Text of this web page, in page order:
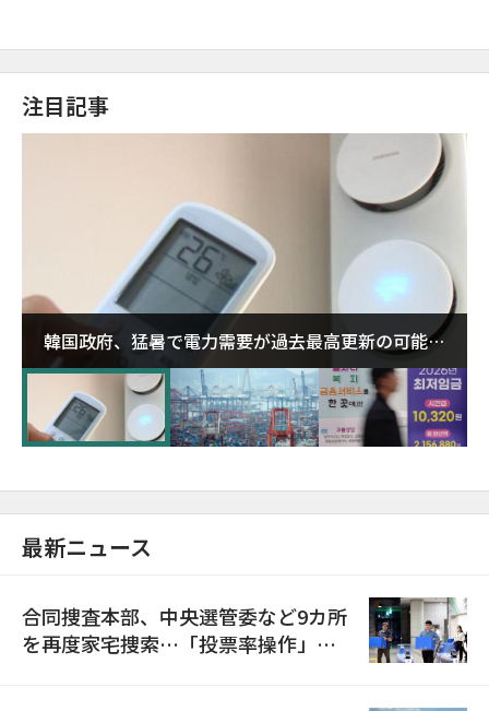
注目記事
韓国政府、猛暑で電力需要が過去最高更新の可能性
に需給対応体制を点検
最新ニュース
合同捜査本部、中央選管委など9カ所
を再度家宅捜索…「投票率操作」の